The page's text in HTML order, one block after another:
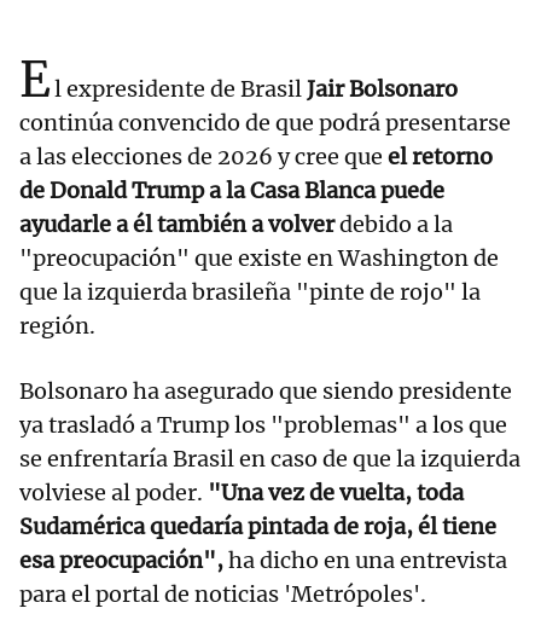
El expresidente de BrasilJair Bolsonaro
continúa convencido de que podrá presentarse
a las elecciones de 2026 y cree que el retorno
de Donald Trump a la Casa Blanca puede
ayudarle a él también a volverdebido a la
"preocupación" que existe en Washington de
que la izquierda brasileña "pinte de rojo" la
región.
Bolsonaro ha asegurado que siendo presidente
ya trasladó a Trump los "problemas" a los que
se enfrentaría Brasil en caso de que la izquierda
volviese al poder. "Una vez de vuelta, toda
Sudamérica quedaría pintada de roja, él tiene
esa preocupación",ha dicho en una entrevista
para el portal de noticias 'Metrópoles'.